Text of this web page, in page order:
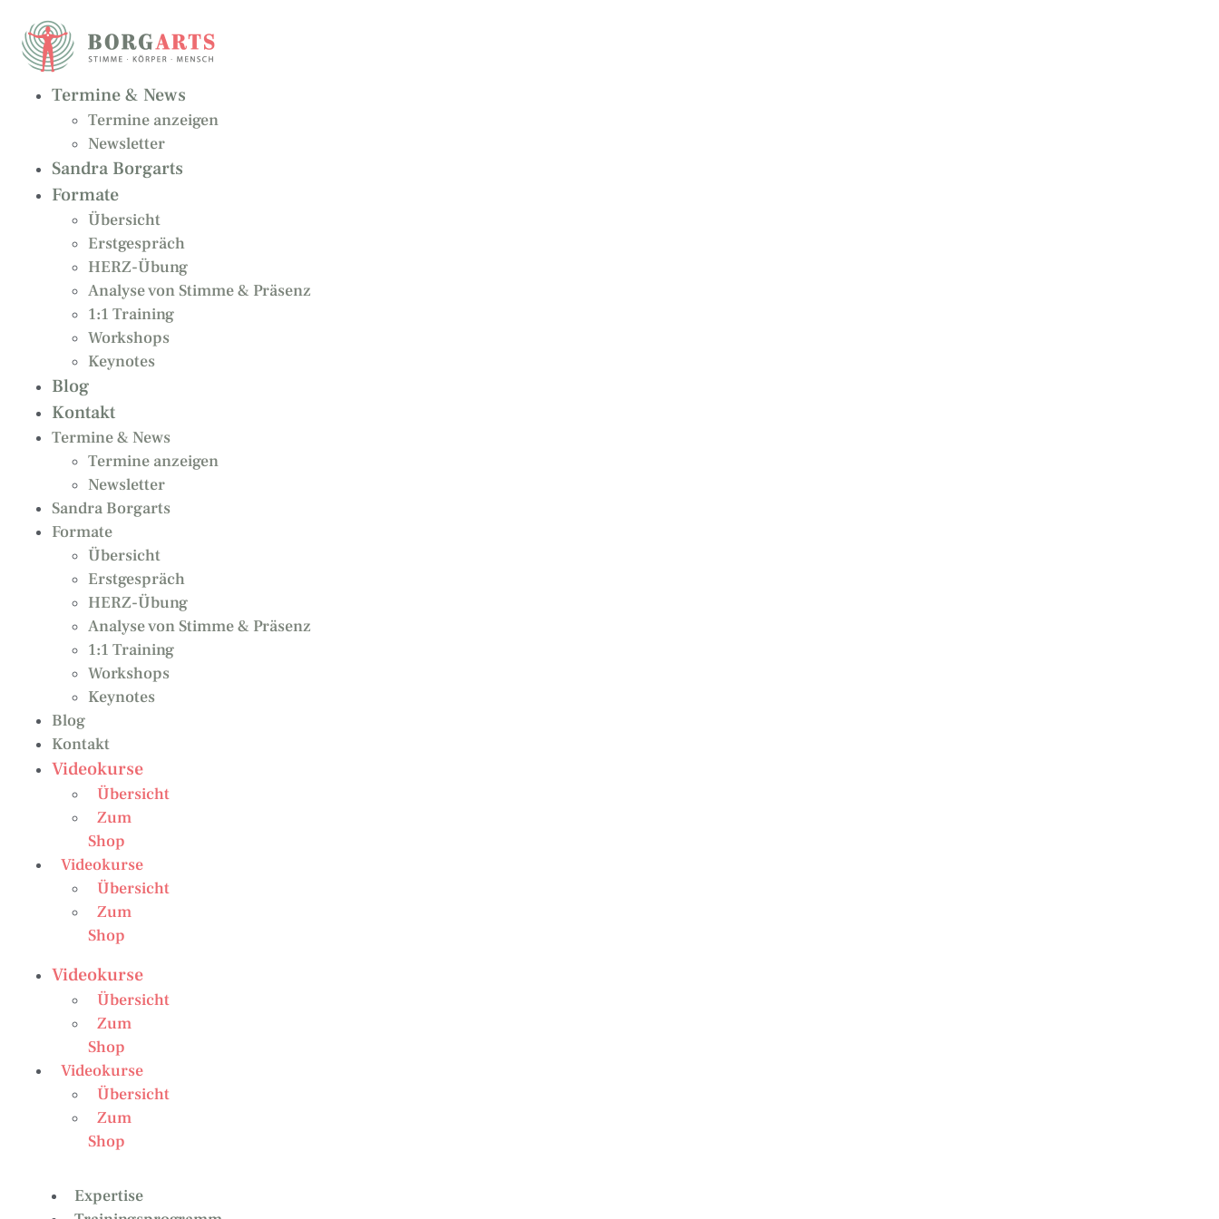
Inhalt
springen
Termine & News
Termine anzeigen
Newsletter
Sandra Borgarts
Formate
Übersicht
Erstgespräch
HERZ-Übung
Analyse von Stimme & Präsenz
1:1 Training
Workshops
Keynotes
Blog
Kontakt
Termine & News
Termine anzeigen
Newsletter
Sandra Borgarts
Formate
Übersicht
Erstgespräch
HERZ-Übung
Analyse von Stimme & Präsenz
1:1 Training
Workshops
Keynotes
Blog
Kontakt
Videokurse
Übersicht
Zum
Shop
Videokurse
Übersicht
Zum
Shop
Videokurse
Übersicht
Zum
Shop
Videokurse
Übersicht
Zum
Shop
Expertise